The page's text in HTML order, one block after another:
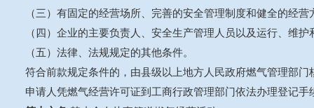
（三）有固定的经营场所、完善的安全管理制度和健全的经营
（四）企业的主要负责人、安全生产管理人员以及运行、维护
（五）法律、法规规定的其他条件。
符合前款规定条件的，由县级以上地方人民政府燃气管理部门
申请人凭燃气经营许可证到工商行政管理部门依法办理登记手